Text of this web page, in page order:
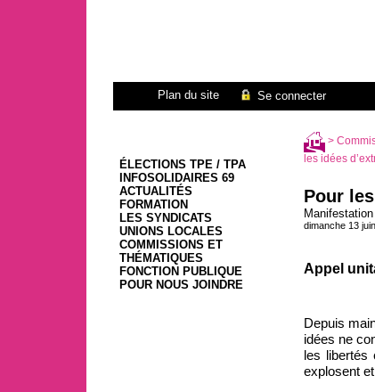
Plan du site Se connecter
ÉLECTIONS TPE / TPA
INFOSOLIDAIRES 69
ACTUALITÉS
FORMATION
LES SYNDICATS
UNIONS LOCALES
COMMISSIONS ET
THÉMATIQUES
FONCTION PUBLIQUE
POUR NOUS JOINDRE
>
les idées
Pour
dimanche 13
Appel
Depuis
idées ne
les libertés
explosent